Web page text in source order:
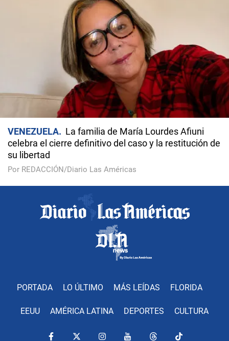
VENEZUELA
La familia de María Lourdes Afiuni
celebra el cierre definitivo del caso y la restitución de
su libertad
Por REDACCIÓN/Diario Las Américas
PORTADA LO ÚLTIMO MÁS LEÍDAS FLORIDA
EEUU AMÉRICA LATINA DEPORTES CULTURA